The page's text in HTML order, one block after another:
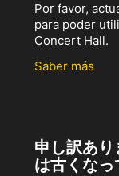
Por favor,
para poder
Concert Hall.
Saber más
申し訳あ
は古くな